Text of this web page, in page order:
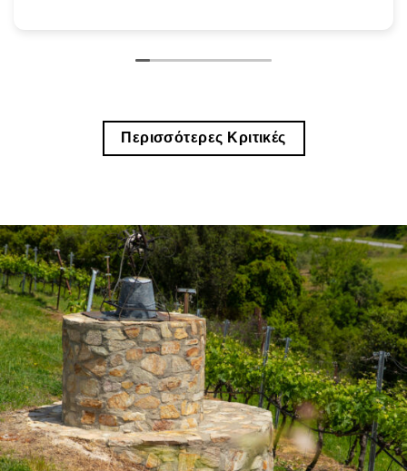
Περισσότερες Κριτικές